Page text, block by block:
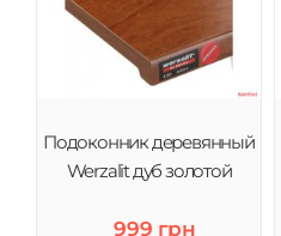
Подоконник деревянный
Werzalit дуб золотой
999 грн